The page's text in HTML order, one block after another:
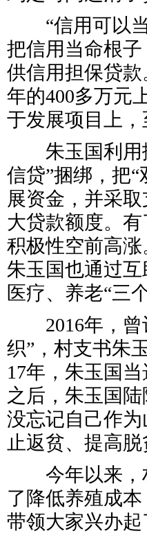
“信用可以当
把信用当命根
供信用担保贷
年的400多万元
于发展项目上
朱玉国利用扶
信贷”捆绑，把
展资金，并采
大贷款额度。
积极性空前高
朱玉国也通过
医疗、养老“三
2016年，曾
织”，村支书朱
17年，朱玉国
之后，朱玉国
没忘记自己作
止返贫、提高脱
今年以来，村
了降低养殖成
带领大家兴办